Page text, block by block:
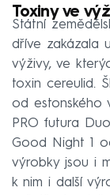
Toxiny ve
Státní
dříve zakázala
výživy, ve
toxin cereulid.
od estonského
PRO futura
Good Night 1
výrobky jsou i
k nim i další